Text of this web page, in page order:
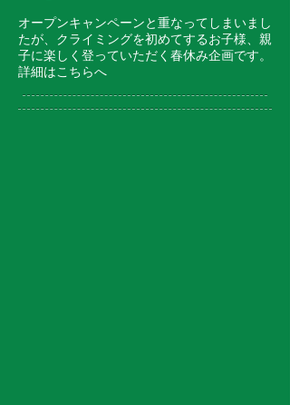
オープンキャンペーンと重なってしまいまし
たが、クライミングを初めてするお子様、親
子に楽しく登っていただく春休み企画です。
詳細はこちらへ